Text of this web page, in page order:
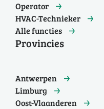
Operator
HVAC-Technieker
Alle functies
Provincies
Antwerpen
Limburg
Oost-Vlaanderen